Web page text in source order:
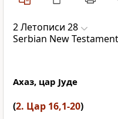
2 Летописи 28
Serbian New
Ахаз, цар Јуде
(2. Цар 16,1-20)